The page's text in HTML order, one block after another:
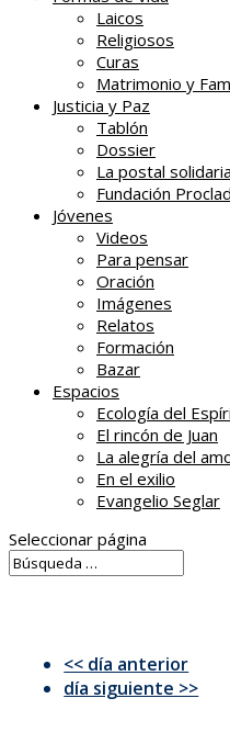
Laicos
Religiosos
Curas
Matrimonio y
Justicia y Paz
Tablón
Dossier
La postal solidaria
Fundación
Jóvenes
Videos
Para pensar
Oración
Imágenes
Relatos
Formación
Bazar
Espacios
Ecología del
El rincón de Juan
La alegría del
En el exilio
Evangelio Seglar
Seleccionar página
<< día anterior
día siguiente >>